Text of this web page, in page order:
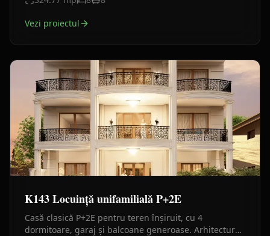
Vezi proiectul
K143 Locuință unifamilială P+2E
Casă clasică P+2E pentru teren înșiruit, cu 4
dormitoare, garaj și balcoane generoase. Arhitectură